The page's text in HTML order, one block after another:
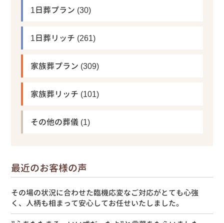
1日葬プラン (30)
1日葬リッチ (261)
家族葬プラン (309)
家族葬リッチ (101)
その他の葬儀 (1)
最近のお客様の声
その場の状況に合わせた臨機応変なご対応がとても心強
く、人柄も相まって安心してお任せいたしました。